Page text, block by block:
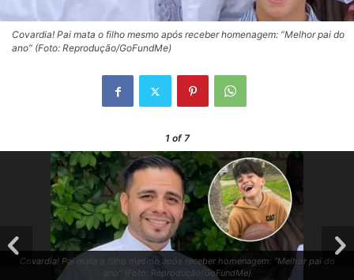
Covardia! Pai mata o filho mesmo após receber homenagem: “Melhor pai do
ano” (Foto: Reprodução/GoFundMe)
1of 7
Covardia! Pai mata o filho mesmo após receber homenagem: “Melhor pai do
ano” (Foto: Reprodução/GoFundMe)